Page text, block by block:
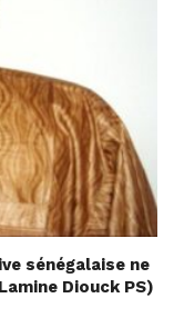
sénégalaise ne
Diouck PS)